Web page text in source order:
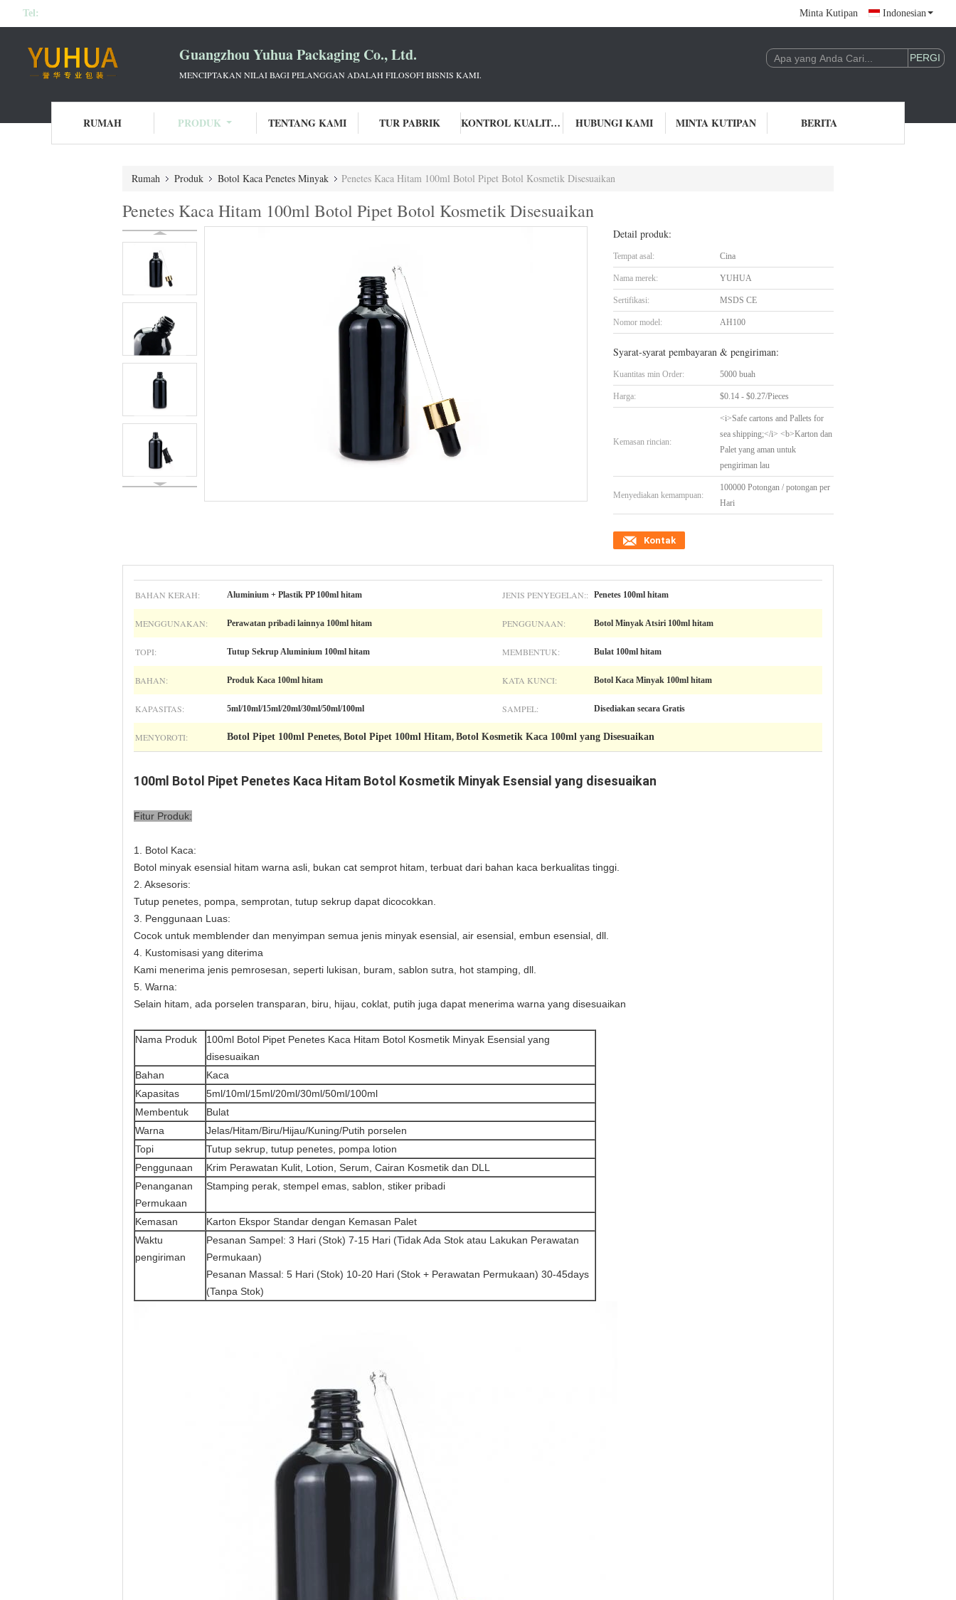
Tel: Minta Kutipan Indonesian
Guangzhou Yuhua Packaging Co., Ltd.
MENCIPTAKAN NILAI BAGI PELANGGAN ADALAH FILOSOFI BISNIS KAMI.
RUMAH PRODUK TENTANG KAMI TUR PABRIK KONTROL KUALITAS HUBUNGI KAMI MINTA KUTIPAN BERITA
Rumah Produk Botol Kaca Penetes Minyak Penetes Kaca Hitam 100ml Botol Pipet Botol Kosmetik Disesuaikan
Penetes Kaca Hitam 100ml Botol Pipet Botol Kosmetik Disesuaikan
Detail produk:
Tempat asal: Cina
Nama merek: YUHUA
Sertifikasi: MSDS CE
Nomor model: AH100
Syarat-syarat pembayaran & pengiriman:
Kuantitas min Order: 5000 buah
Harga: $0.14 - $0.27/Pieces
Kemasan rincian:
<i>Safe cartons and Pallets for
sea shipping;</i> <b>Karton dan
Palet yang aman untuk
pengiriman lau
Menyediakan kemampuan:
100000 Potongan / potongan per
Hari
Kontak
BAHAN KERAH: Aluminium + Plastik PP 100ml hitam JENIS PENYEGELAN:: Penetes 100ml hitam
MENGGUNAKAN: Perawatan pribadi lainnya 100ml hitam PENGGUNAAN: Botol Minyak Atsiri 100ml hitam
TOPI: Tutup Sekrup Aluminium 100ml hitam MEMBENTUK: Bulat 100ml hitam
BAHAN: Produk Kaca 100ml hitam KATA KUNCI: Botol Kaca Minyak 100ml hitam
KAPASITAS: 5ml/10ml/15ml/20ml/30ml/50ml/100ml SAMPEL: Disediakan secara Gratis
MENYOROTI: Botol Pipet 100ml Penetes, Botol Pipet 100ml Hitam, Botol Kosmetik Kaca 100ml yang Disesuaikan
100ml Botol Pipet Penetes Kaca Hitam Botol Kosmetik Minyak Esensial yang disesuaikan
Fitur Produk:
1. Botol Kaca:
Botol minyak esensial hitam warna asli, bukan cat semprot hitam, terbuat dari bahan kaca berkualitas tinggi.
2. Aksesoris:
Tutup penetes, pompa, semprotan, tutup sekrup dapat dicocokkan.
3. Penggunaan Luas:
Cocok untuk memblender dan menyimpan semua jenis minyak esensial, air esensial, embun esensial, dll.
4. Kustomisasi yang diterima
Kami menerima jenis pemrosesan, seperti lukisan, buram, sablon sutra, hot stamping, dll.
5. Warna:
Selain hitam, ada porselen transparan, biru, hijau, coklat, putih juga dapat menerima warna yang disesuaikan
Nama Produk
100ml Botol Pipet Penetes Kaca Hitam Botol Kosmetik Minyak Esensial yang
disesuaikan
Bahan
Kaca
Kapasitas
5ml/10ml/15ml/20ml/30ml/50ml/100ml
Membentuk
Bulat
Warna
Jelas/Hitam/Biru/Hijau/Kuning/Putih porselen
Topi
Tutup sekrup, tutup penetes, pompa lotion
Penggunaan
Krim Perawatan Kulit, Lotion, Serum, Cairan Kosmetik dan DLL
Penanganan
Permukaan
Stamping perak, stempel emas, sablon, stiker pribadi
Kemasan
Karton Ekspor Standar dengan Kemasan Palet
Waktu
pengiriman
Pesanan Sampel: 3 Hari (Stok) 7-15 Hari (Tidak Ada Stok atau Lakukan Perawatan
Permukaan)
Pesanan Massal: 5 Hari (Stok) 10-20 Hari (Stok + Perawatan Permukaan) 30-45days
(Tanpa Stok)